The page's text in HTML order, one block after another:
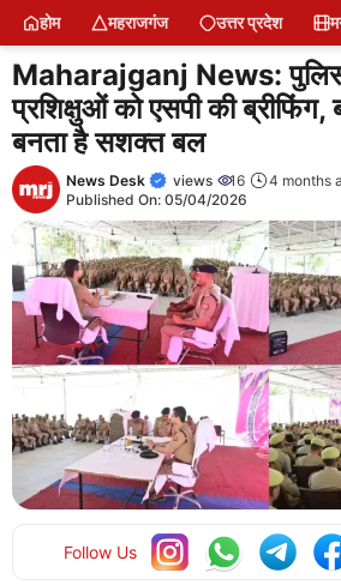
Skip
content
होम महराजगंज उत्तर प्रदेश
Maharajganj News:
प्रशिक्षुओं को एसपी की ब्रीफिंग,
बनता है सशक्त बल
News Desk views 16
4 months
Published On: 05/04/2026
Follow Us